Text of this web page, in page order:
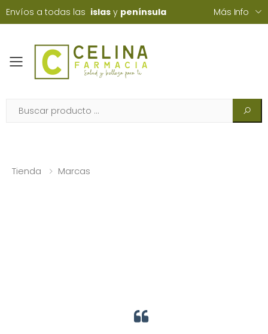
Envíos a todas las islas y península Más Info
Toggle mobile menu
Tienda Marcas